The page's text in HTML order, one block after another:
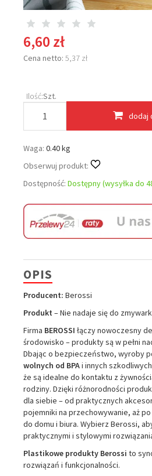
6,60 zł
Cena netto: 5,37 zł
Ilość:Szt.
dodaj
Waga: 0.40 kg
Obserwuj produkt:
Dostępność: Dostępny (wysyłka do
OPIS
Producent: Berossi
Produkt – Nie nadaje się do
Firma BEROSSI łączy nowoczesny
środowisko – produkty są w pełni
Dbając o bezpieczeństwo, wyroby
wolnych od BPAi innych
że są idealne do kontaktu z
rodziny. Dzięki różnorodności
dla siebie – od praktycznych
pojemniki na przechowywanie, aż
do domu i biura. Wybierz Berossi,
praktycznymi i stylowymi
Plastikowe produkty Berossi to
rozwiązań i funkcjonalności.